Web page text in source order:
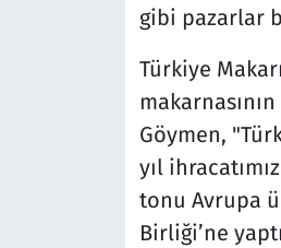
gibi pazarlar
Türkiye
Göymen,
yıl
tonu Avrupa
Birliği’ne